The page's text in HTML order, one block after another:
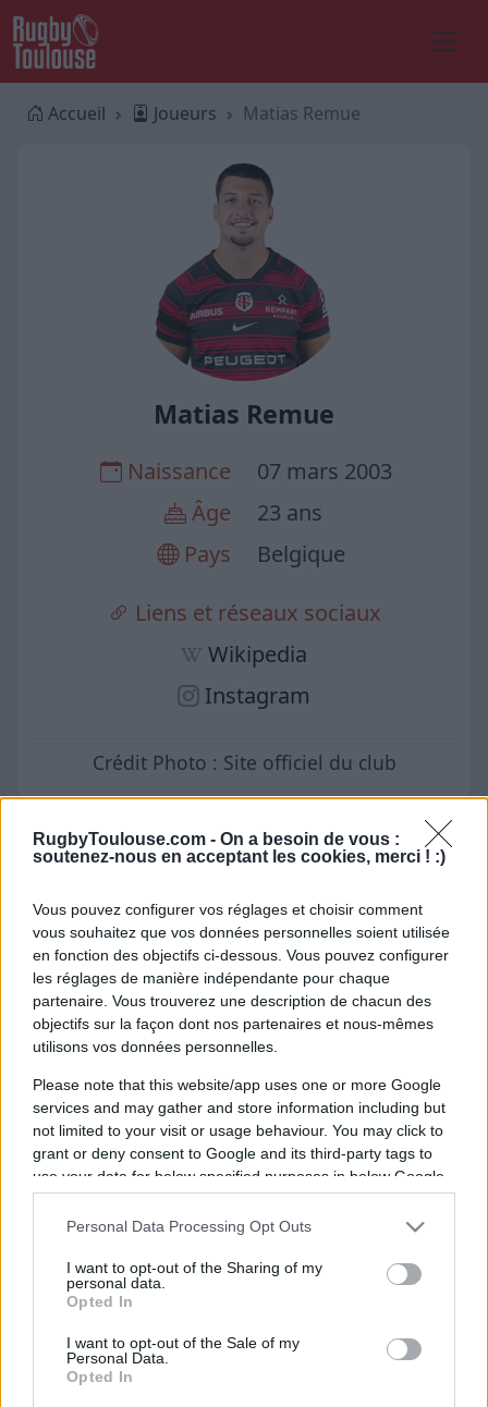
RugbyToulouse.com - On a besoin de vous :
soutenez-nous en acceptant les cookies, merci ! :)
Vous pouvez configurer vos réglages et choisir comment
vous souhaitez que vos données personnelles soient utilisée
en fonction des objectifs ci-dessous. Vous pouvez configurer
les réglages de manière indépendante pour chaque
partenaire. Vous trouverez une description de chacun des
objectifs sur la façon dont nos partenaires et nous-mêmes
utilisons vos données personnelles.
Please note that this website/app uses one or more Google
services and may gather and store information including but
not limited to your visit or usage behaviour. You may click to
grant or deny consent to Google and its third-party tags to
use your data for below specified purposes in below Google
consent section.
Personal Data Processing Opt Outs
I want to opt-out of the Sharing of my
personal data.
Opted In
I want to opt-out of the Sale of my
Personal Data.
Opted In
Accueil Joueurs Matias Remue
Matias Remue
Naissance
07 mars 2003
Âge
23 ans
Pays
Belgique
Liens et réseaux sociaux
Wikipedia
Instagram
Crédit Photo : Site officiel du club
Actu Matias Remue
Stade Toulousain : A l'ouverture ou à
Remue sur son poste de prédilection
13.06 à 12h00
Dernières actualités
Stade Toulousain : "Plus facile de
négocier à l'extérieur qu'à Toulouse",
Guy Novès sur Thomas Ramos
05.08 à 08h30
XV de France : "Ils ne font que jouer",
Peato Mauvaka alerte sur le Japon
17.07 à 12h00
Stade Toulousain : "J'attendais avec
impatience un appel de Fabien",
Romain Ntamack savoure sa tournée
avec le XV de France
15.07 à 17h30